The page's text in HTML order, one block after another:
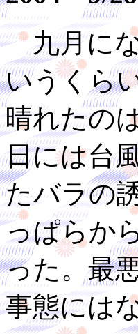
九月にな
いうくら
晴れたの
日には台
たバラの
っぱらか
った。最
事態には